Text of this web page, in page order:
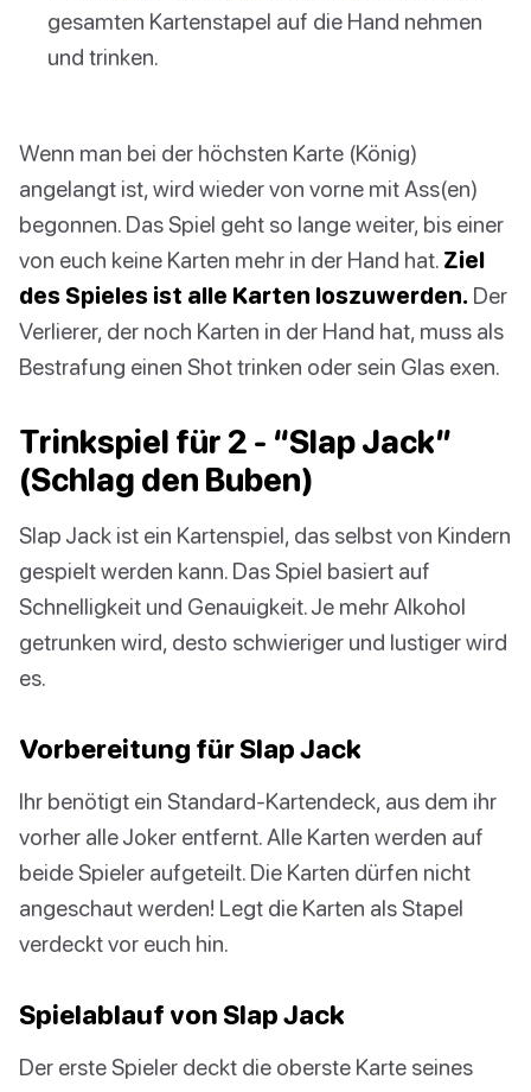
gesamten Kartenstapel auf die Hand nehmen
und trinken.
Wenn man bei der höchsten Karte (König)
angelangt ist, wird wieder von vorne mit Ass(en)
begonnen. Das Spiel geht so lange weiter, bis einer
von euch keine Karten mehr in der Hand hat. Ziel
des Spieles ist alle Karten loszuwerden. Der
Verlierer, der noch Karten in der Hand hat, muss als
Bestrafung einen Shot trinken oder sein Glas exen.
Trinkspiel für 2 - “Slap Jack”
(Schlag den Buben)
Slap Jack ist ein Kartenspiel, das selbst von Kindern
gespielt werden kann. Das Spiel basiert auf
Schnelligkeit und Genauigkeit. Je mehr Alkohol
getrunken wird, desto schwieriger und lustiger wird
es.
Vorbereitung für Slap Jack
Ihr benötigt ein Standard-Kartendeck, aus dem ihr
vorher alle Joker entfernt. Alle Karten werden auf
beide Spieler aufgeteilt. Die Karten dürfen nicht
angeschaut werden! Legt die Karten als Stapel
verdeckt vor euch hin.
Spielablauf von Slap Jack
Der erste Spieler deckt die oberste Karte seines